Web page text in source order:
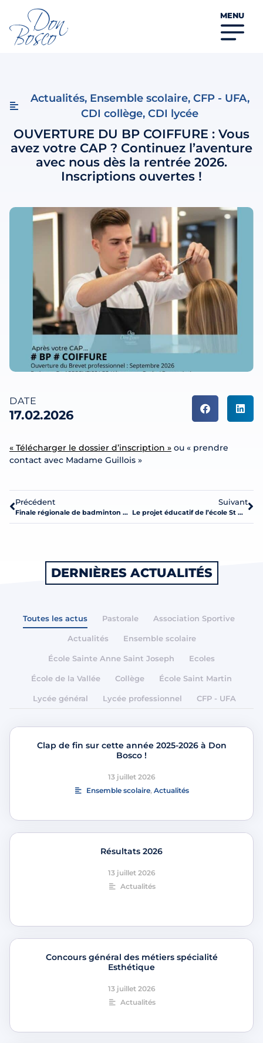
MENU
Actualités, Ensemble scolaire, CFP - UFA,
CDI collège, CDI lycée
OUVERTURE DU BP COIFFURE : Vous
avez votre CAP ? Continuez l’aventure
avec nous dès la rentrée 2026.
Inscriptions ouvertes !
DATE
17.02.2026
« Télécharger le dossier d’inscription » ou « prendre
contact avec Madame Guillois »
Précédent
Finale régionale de badminton par équipes à La Roche-sur-Yon
Suivant
Le projet éducatif de l’école St Martin en action
DERNIÈRES ACTUALITÉS
Toutes les actus Pastorale Association Sportive
Actualités Ensemble scolaire
École Sainte Anne Saint Joseph Ecoles
École de la Vallée Collège École Saint Martin
Lycée général Lycée professionnel CFP - UFA
Clap de fin sur cette année 2025-2026 à Don
Bosco !
13 juillet 2026
Ensemble scolaire, Actualités
Résultats 2026
13 juillet 2026
Actualités
Concours général des métiers spécialité
Esthétique
13 juillet 2026
Actualités